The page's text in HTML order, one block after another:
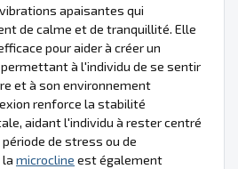
apaisantes qui
de calme et de tranquillité. Elle
pour aider à créer un
à l'individu de se sentir
et à son environnement
renforce la stabilité
aidant l'individu à rester centré
de stress ou de
la microcline est également